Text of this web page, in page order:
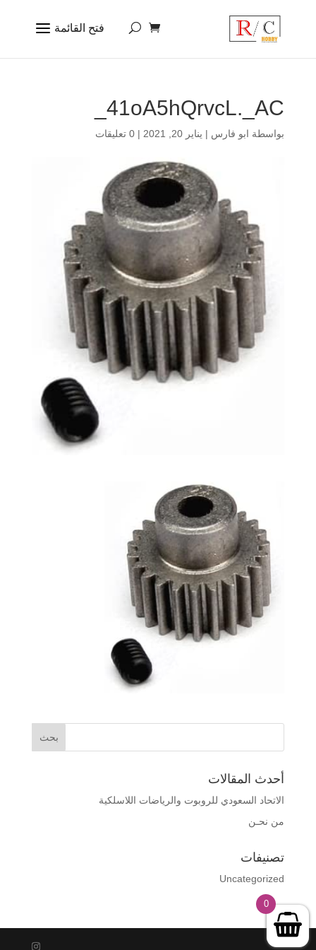
41oA5hQrvcL._AC_
بواسطة ابو فارس | يناير 20, 2021 | 0 تعليقات
أحدث المقالات
الاتحاد السعودي للروبوت والرياضات اللاسلكية
من نحـن
تصنيفات
Uncategorized
0